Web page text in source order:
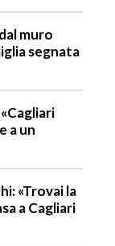
muro
segnata
a un
«Trovai la
a Cagliari